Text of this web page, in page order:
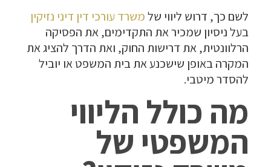
לשם כך, דרוש ליווי שלמשרד עורכי דין דיני נזיקין
בעל ניסיון שמכיר את התקדימים, את הפסיקה
הרלוונטית, את דרישות החוק, ואת הדרך להציג את
המקרה באופן שישכנע את בית המשפט או יוביל
להסדר מיטבי.
מה כולל הליווי
המשפטי של